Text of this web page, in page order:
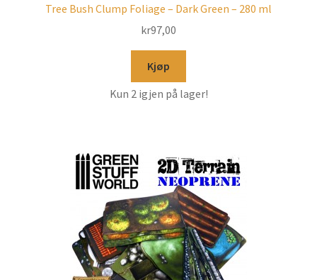
Tree Bush Clump Foliage – Dark Green – 280 ml
kr97,00
Kjøp
Kun 2 igjen på lager!